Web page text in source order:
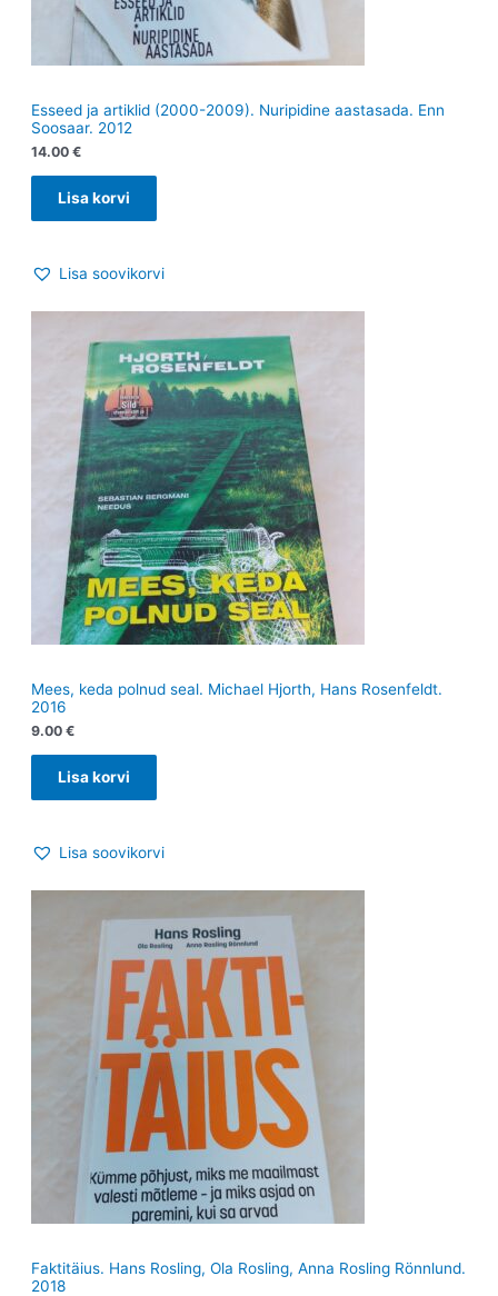
Esseed ja artiklid (2000-2009). Nuripidine aastasada. Enn
Soosaar. 2012
14.00 €
Lisa korvi
Lisa soovikorvi
Mees, keda polnud seal. Michael Hjorth, Hans Rosenfeldt.
2016
9.00 €
Lisa korvi
Lisa soovikorvi
Faktitäius. Hans Rosling, Ola Rosling, Anna Rosling Rönnlund.
2018